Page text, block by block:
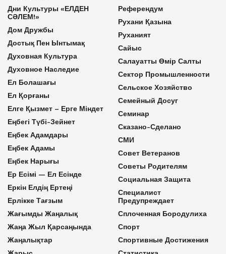
Дни Культуры «ЕЛДЕН
СӘЛЕМ!»
Дом Дружбы
Достық Пен Ынтымақ
Духовная Культура
Духовное Наследие
Ел Болашағы
Ел Қорғаны
Елге Қызмет – Ерге Міндет
Еңбегі Түбі-Зейнет
Еңбек Адамдары
Еңбек Адамы
Еңбек Нарығы
Ер Есімі — Ел Есінде
Еркін Елдің Ертеңі
Ерлікке Тағзым
Жағымды Жаңалық
Жаңа Жыл Қарсаңында
Жаңалықтар
Референдум
Рухани Қазына
Руханият
Сайыс
Салауатты Өмір Салты
Сектор Промышленности
Сельское Хозяйство
Семейный Досуг
Семинар
Сказано-Сделано
СМИ
Совет Ветеранов
Советы Родителям
Социальная Защита
Специалист
Предупреждает
Сплоченная Бородулиха
Спорт
Спортивные Достижения